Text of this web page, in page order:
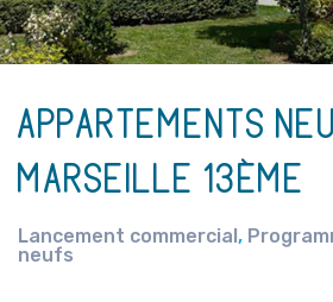
APPARTEMENTS
MARSEILLE 13ÈME
Lancement commercial,
neufs